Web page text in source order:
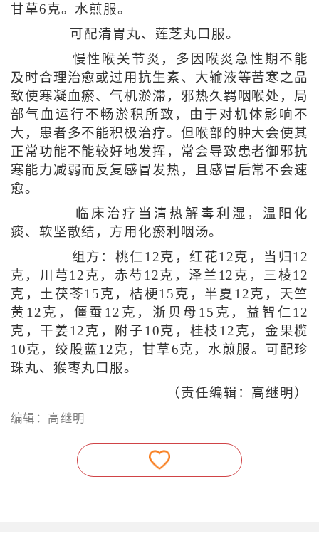
甘草6克。水煎服。
可配清胃丸、莲芝丸口服。
慢性喉关节炎，多因喉炎急性期不能
及时合理治愈或过用抗生素、大输液等苦寒之品
致使寒凝血瘀、气机淤滞，邪热久羁咽喉处，局
部气血运行不畅淤积所致，由于对机体影响不
大，患者多不能积极治疗。但喉部的肿大会使其
正常功能不能较好地发挥，常会导致患者御邪抗
寒能力减弱而反复感冒发热，且感冒后常不会速
愈。
临床治疗当清热解毒利湿，温阳化
痰、软坚散结，方用化瘀利咽汤。
组方：桃仁12克，红花12克，当归12
克，川芎12克，赤芍12克，泽兰12克，三棱12
克，土茯苓15克，桔梗15克，半夏12克，天竺
黄12克，僵蚕12克，浙贝母15克，益智仁12
克，干姜12克，附子10克，桂枝12克，金果榄
10克，绞股蓝12克，甘草6克，水煎服。可配珍
珠丸、猴枣丸口服。
（责任编辑：高继明）
编辑：高继明